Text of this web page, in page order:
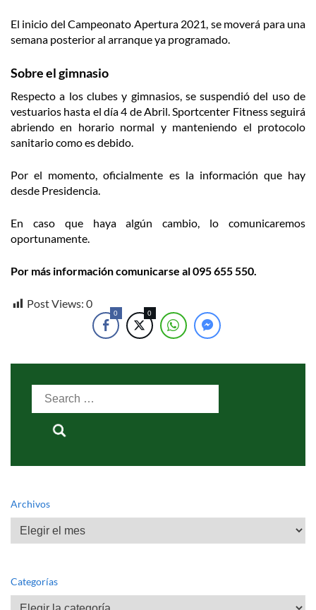
El inicio del Campeonato Apertura 2021, se moverá para una
semana posterior al arranque ya programado.
Sobre el gimnasio
Respecto a los clubes y gimnasios, se suspendió del uso de
vestuarios hasta el día 4 de Abril. Sportcenter Fitness seguirá
abriendo en horario normal y manteniendo el protocolo
sanitario como es debido.
Por el momento, oficialmente es la información que hay
desde Presidencia.
En caso que haya algún cambio, lo comunicaremos
oportunamente.
Por más información comunicarse al 095 655 550.
Post Views: 0
0 0
Search
Archivos
Archivos
Categorías
Categorías